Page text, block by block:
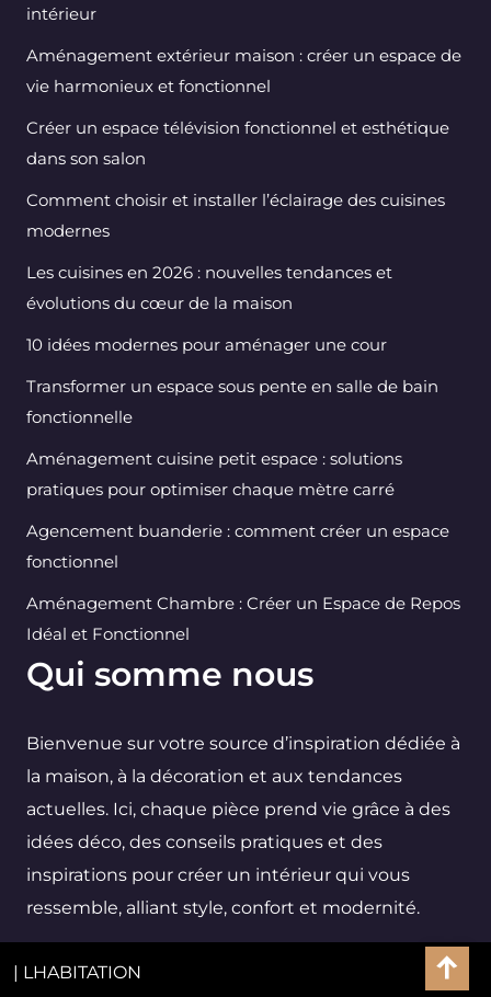
intérieur
Aménagement extérieur maison : créer un espace de
vie harmonieux et fonctionnel
Créer un espace télévision fonctionnel et esthétique
dans son salon
Comment choisir et installer l’éclairage des cuisines
modernes
Les cuisines en 2026 : nouvelles tendances et
évolutions du cœur de la maison
10 idées modernes pour aménager une cour
Transformer un espace sous pente en salle de bain
fonctionnelle
Aménagement cuisine petit espace : solutions
pratiques pour optimiser chaque mètre carré
Agencement buanderie : comment créer un espace
fonctionnel
Aménagement Chambre : Créer un Espace de Repos
Idéal et Fonctionnel
Qui somme nous
Bienvenue sur votre source d’inspiration dédiée à
la maison, à la décoration et aux tendances
actuelles. Ici, chaque pièce prend vie grâce à des
idées déco, des conseils pratiques et des
inspirations pour créer un intérieur qui vous
ressemble, alliant style, confort et modernité.
| LHABITATION